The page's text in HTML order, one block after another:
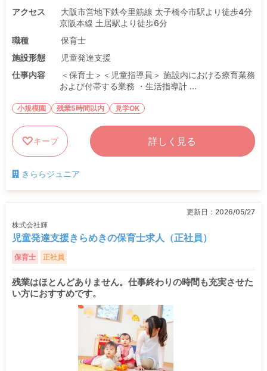
アクセス
大阪市営地下鉄今里筋線 太子橋今市駅より徒歩4分
京阪本線 土居駅より徒歩6分
職種
保育士
施設形態
児童発達支援
仕事内容
＜保育士＞＜児童指導員＞ 施設内における療育業務
および付帯する業務 ・生活指導計 ...
小規模園 残業5時間以内 見学OK
キープ 詳しく見る
きららジュニア
更新日： 2026/05/27
株式会社輝
児童発達支援きらめきの保育士求人（正社員）
保育士 正社員
残業はほとんどありません。仕事終わりの時間も充実させた
い方におすすめです。